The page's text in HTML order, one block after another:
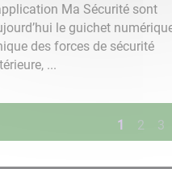
Ma Sécurité sont
le guichet
des forces de sécurité
...
1 2 3